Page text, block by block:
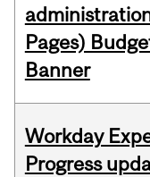
Pages)
Banner
Workday
Progress